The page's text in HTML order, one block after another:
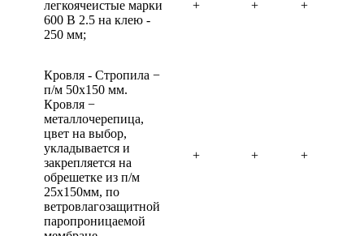
легкоячеистые марки
600 В 2.5 на клею -
250 мм;
+ + +
Кровля - Стропила −
п/м 50х150 мм.
Кровля −
металлочерепица,
цвет на выбор,
укладывается и
закрепляется на
обрешетке из п/м
25х150мм, по
ветровлагозащитной
паропроницаемой
+ + +